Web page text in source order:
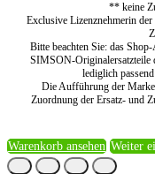
** keine
Exclusive Lizenznehmerin
Bitte beachten Sie: das
SIMSON-Originalersatzteile
lediglich
Die Aufführung der
Zuordnung der Ersatz- und
Warenkorb ansehen Weiter